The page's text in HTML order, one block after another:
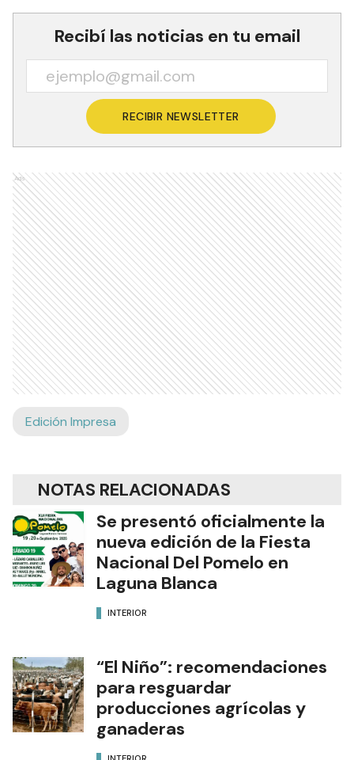
Recibí las noticias en tu email
RECIBIR NEWSLETTER
Ads
Edición Impresa
NOTAS RELACIONADAS
Se presentó oficialmente la
nueva edición de la Fiesta
Nacional Del Pomelo en
Laguna Blanca
INTERIOR
“El Niño”: recomendaciones
para resguardar
producciones agrícolas y
ganaderas